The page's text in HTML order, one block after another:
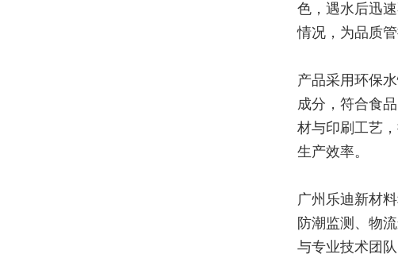
色，遇水后迅
情况，为品质管
产品采用环保
成分，符合食
材与印刷工艺
生产效率。
广州乐迪新材
防潮监测、物
与专业技术团